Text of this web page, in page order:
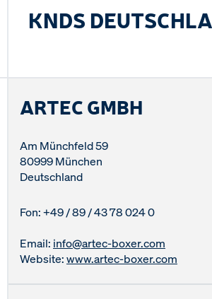
KNDS
ARTEC GMBH
Am Münchfeld 59
80999 München
Deutschland
Fon: +49 / 89 / 43 78 024 0
Email: info@artec-boxer.com
Website:www.artec-boxer.com